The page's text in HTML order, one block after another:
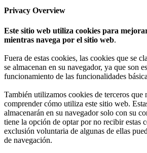
Privacy Overview
Este sitio web utiliza cookies para
mientras navega por el sitio web.
Fuera de estas cookies, las cookies que se
se almacenan en su navegador, ya que son
funcionamiento de las funcionalidades
También utilizamos cookies de terceros que
comprender cómo utiliza este sitio web.
almacenarán en su navegador solo con su
tiene la opción de optar por no recibir estas
exclusión voluntaria de algunas de ellas
de navegación.